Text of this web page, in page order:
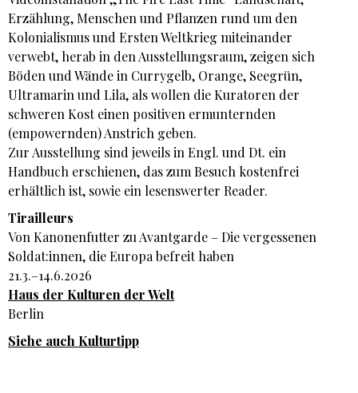
Erzählung, Menschen und Pflanzen rund um den
Kolonialismus und Ersten Weltkrieg miteinander
verwebt, herab in den Ausstellungsraum, zeigen sich
Böden und Wände in Currygelb, Orange, Seegrün,
Ultramarin und Lila, als wollen die Kuratoren der
schweren Kost einen positiven ermunternden
(empowernden) Anstrich geben.
Zur Ausstellung sind jeweils in Engl. und Dt. ein
Handbuch erschienen, das zum Besuch kostenfrei
erhältlich ist, sowie ein lesenswerter Reader.
Tirailleurs
Von Kanonenfutter zu Avantgarde – Die vergessenen
Soldat:innen, die Europa befreit haben
21.3.–14.6.2026
Haus der Kulturen der Welt
Berlin
Siehe auch Kulturtipp